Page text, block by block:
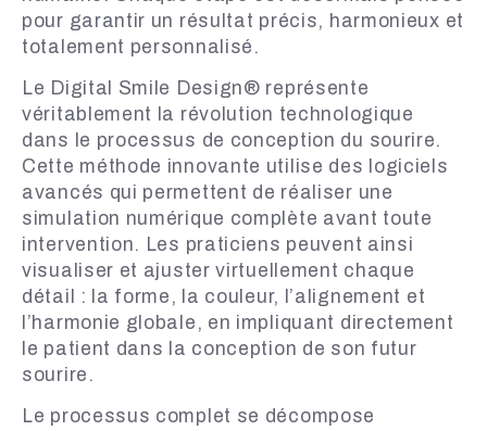
pour garantir un résultat précis, harmonieux et
totalement personnalisé.
Le Digital Smile Design® représente
véritablement la révolution technologique
dans le processus de conception du sourire.
Cette méthode innovante utilise des logiciels
avancés qui permettent de réaliser une
simulation numérique complète avant toute
intervention. Les praticiens peuvent ainsi
visualiser et ajuster virtuellement chaque
détail : la forme, la couleur, l’alignement et
l’harmonie globale, en impliquant directement
le patient dans la conception de son futur
sourire.
Le processus complet se décompose